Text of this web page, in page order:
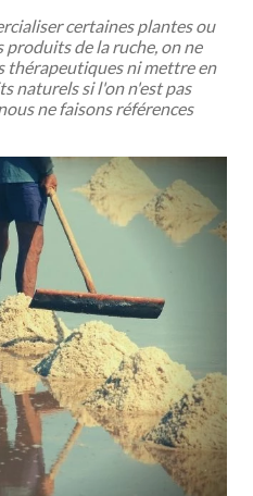
certaines plantes ou
de la ruche, on ne
thérapeutiques ni mettre en
naturels si l'on n'est pas
ne faisons références